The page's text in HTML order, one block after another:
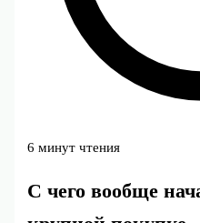
6 минут чтения
С чего вообще